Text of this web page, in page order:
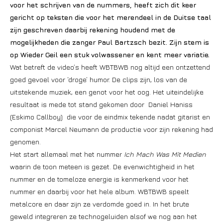
voor het schrijven van de nummers, heeft zich dit keer
gericht op teksten die voor het merendeel in de Duitse taal
zijn geschreven daarbij rekening houdend met de
mogelijkheden die zanger Paul Bartzsch bezit. Zijn stem is
op Wieder Geil een stuk volwassener en kent meer variatie.
Wat betreft de video’s heeft WBTBWB nog altijd een ontzettend
goed gevoel voor ‘droge’ humor. De clips zijn, los van de
uitstekende muziek, een genot voor het oog. Het uiteindelijke
resultaat is mede tot stand gekomen door Daniel Haniss
(Eskimo Callboy) die voor de eindmix tekende nadat gitarist en
componist Marcel Neumann de productie voor zijn rekening had
genomen.
Het start allemaal met het nummer Ich Mach Was Mit Medien
waarin de toon meteen is gezet. De evenwichtigheid in het
nummer en de tomeloze energie is kenmerkend voor het
nummer en daarbij voor het hele album. WBTBWB speelt
metalcore en daar zijn ze verdomde goed in. In het brute
geweld integreren ze technogeluiden alsof we nog aan het